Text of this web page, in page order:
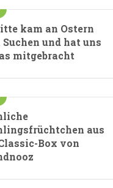
kam an Ostern
Suchen und hat uns
mitgebracht
aus
Box von